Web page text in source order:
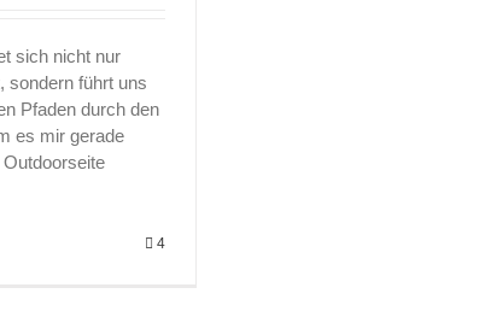
sich nicht nur
sondern führt uns
Pfaden durch den
es mir gerade
4